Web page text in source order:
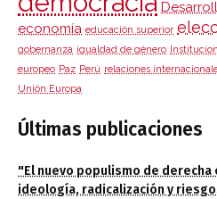
economía educación superior
gobernanza igualdad de género
europeo Paz Perú relaciones
Unión Europa
Últimas publicaciones
"El nuevo populismo de derecha
ideología, radicalización y